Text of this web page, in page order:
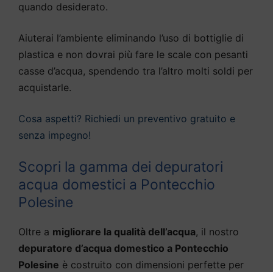
quando desiderato.
Aiuterai l’ambiente eliminando l’uso di bottiglie di
plastica e non dovrai più fare le scale con pesanti
casse d’acqua, spendendo tra l’altro molti soldi per
acquistarle.
Cosa aspetti? Richiedi un preventivo gratuito e
senza impegno!
Scopri la gamma dei depuratori
acqua domestici a Pontecchio
Polesine
Oltre a migliorare la qualità dell’acqua, il nostro
depuratore d’acqua domestico a Pontecchio
Polesine è costruito con dimensioni perfette per